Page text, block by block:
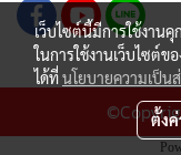
เว็บไซต์นี้มีการใช้งาน
ในการใช้งานเว็บไซต์
ได้ที่นโยบายความเป็น
ตั้ง